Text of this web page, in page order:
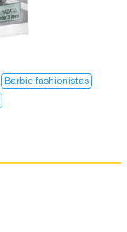
Barbie fashionistas